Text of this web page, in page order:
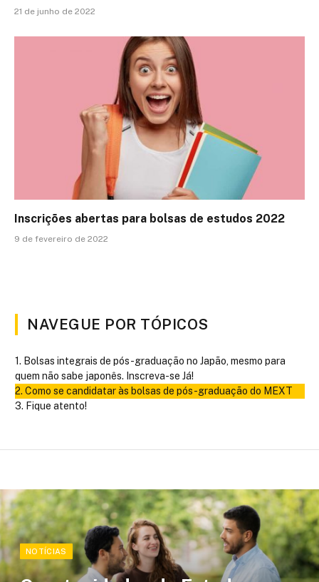
21 de junho de 2022
Inscrições abertas para bolsas de estudos 2022
9 de fevereiro de 2022
NAVEGUE POR TÓPICOS
Bolsas integrais de pós-graduação no Japão, mesmo para
quem não sabe japonês. Inscreva-se Já!
Como se candidatar às bolsas de pós-graduação do MEXT
Fique atento!
NOTÍCIAS